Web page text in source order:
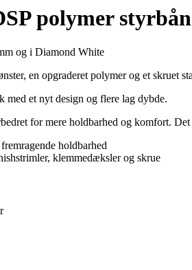
polymer
og i Diamond White
en opgraderet polymer og et skruet
med et nyt design og flere lag dybde.
for mere holdbarhed og komfort.
holdbarhed
klemmedæksler og skrue